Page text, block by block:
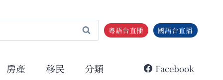
粵語台直播 國語台直播
房產 移民 分類 Facebook